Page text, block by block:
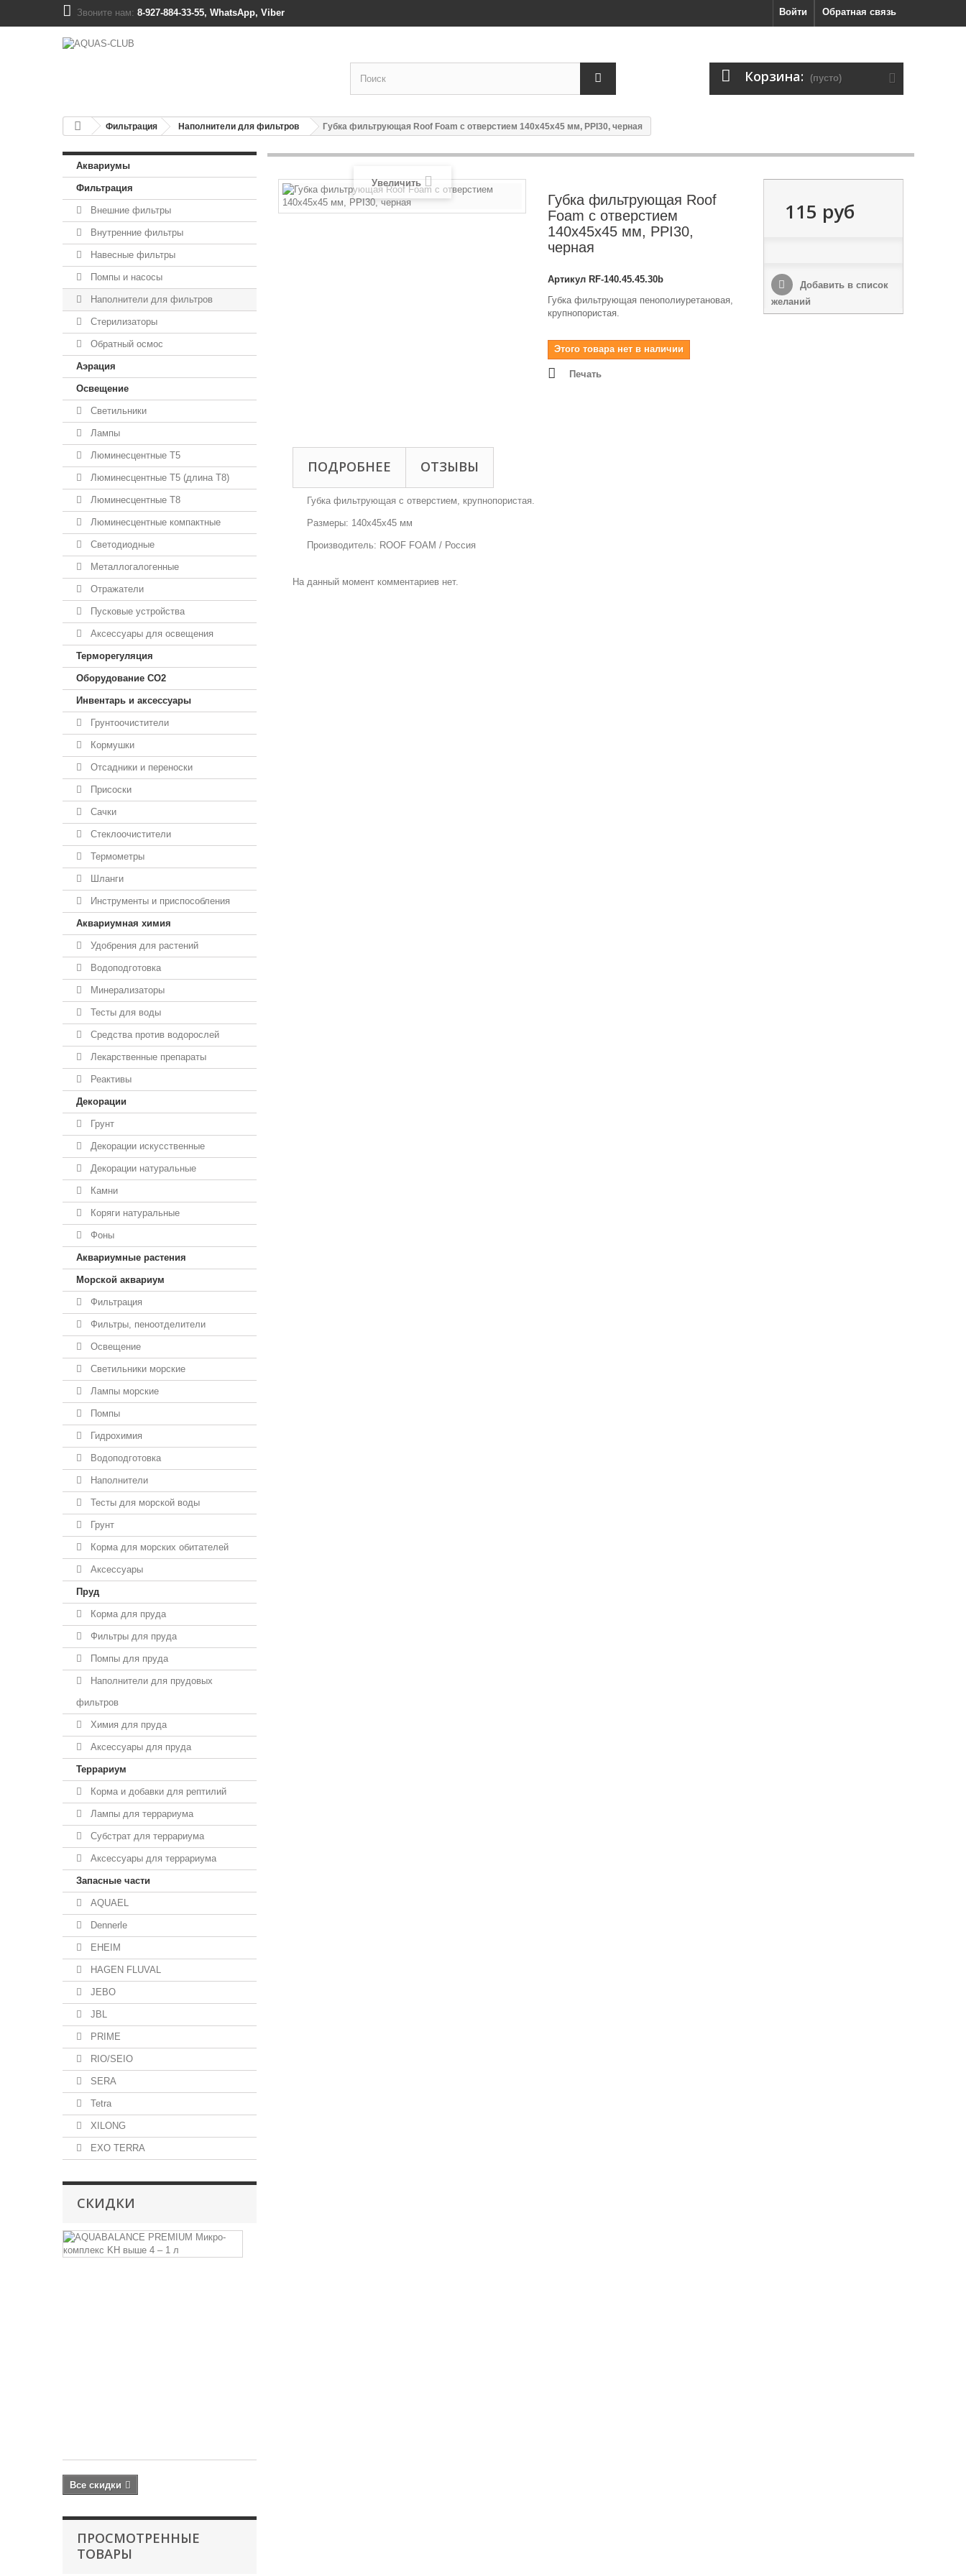
Обратная связь
Звоните нам: 8-927-884-33-55, WhatsApp, Viber Войти
Корзина: (пусто)
Фильтрация Наполнители для фильтров Губка фильтрующая Roof Foam с отверстием 140х45х45 мм, PPI30, черная
Аквариумы
Фильтрация
Внешние фильтры
Внутренние фильтры
Навесные фильтры
Помпы и насосы
Наполнители для фильтров
Стерилизаторы
Обратный осмос
Аэрация
Освещение
Светильники
Лампы
Люминесцентные T5
Люминесцентные T5 (длина T8)
Люминесцентные T8
Люминесцентные компактные
Светодиодные
Металлогалогенные
Отражатели
Пусковые устройства
Аксессуары для освещения
Терморегуляция
Оборудование CO2
Инвентарь и аксессуары
Грунтоочистители
Кормушки
Отсадники и переноски
Присоски
Сачки
Стеклоочистители
Термометры
Шланги
Инструменты и приспособления
Аквариумная химия
Удобрения для растений
Водоподготовка
Минерализаторы
Тесты для воды
Средства против водорослей
Лекарственные препараты
Реактивы
Декорации
Грунт
Декорации искусственные
Декорации натуральные
Камни
Коряги натуральные
Фоны
Аквариумные растения
Морской аквариум
Фильтрация
Фильтры, пеноотделители
Освещение
Светильники морские
Лампы морские
Помпы
Гидрохимия
Водоподготовка
Наполнители
Тесты для морской воды
Грунт
Корма для морских обитателей
Аксессуары
Пруд
Корма для пруда
Фильтры для пруда
Помпы для пруда
Наполнители для прудовых
фильтров
Химия для пруда
Аксессуары для пруда
Террариум
Корма и добавки для рептилий
Лампы для террариума
Субстрат для террариума
Аксессуары для террариума
Запасные части
AQUAEL
Dennerle
EHEIM
HAGEN FLUVAL
JEBO
JBL
PRIME
RIO/SEIO
SERA
Tetra
XILONG
EXO TERRA
СКИДКИ
Все скидки
ПРОСМОТРЕННЫЕ
ТОВАРЫ
Увеличить
Губка фильтрующая Roof
Foam с отверстием
140х45х45 мм, PPI30,
черная
Артикул RF-140.45.45.30b
Губка фильтрующая пенополиуретановая,
крупнопористая.
Этого товара нет в наличии
Печать
115 руб
Добавить в список
желаний
ПОДРОБНЕЕ ОТЗЫВЫ
Губка фильтрующая с отверстием, крупнопористая.
Размеры: 140x45x45 мм
Производитель: ROOF FOAM / Россия
На данный момент комментариев нет.